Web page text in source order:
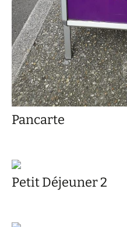
Pancarte
Petit Déjeuner 2